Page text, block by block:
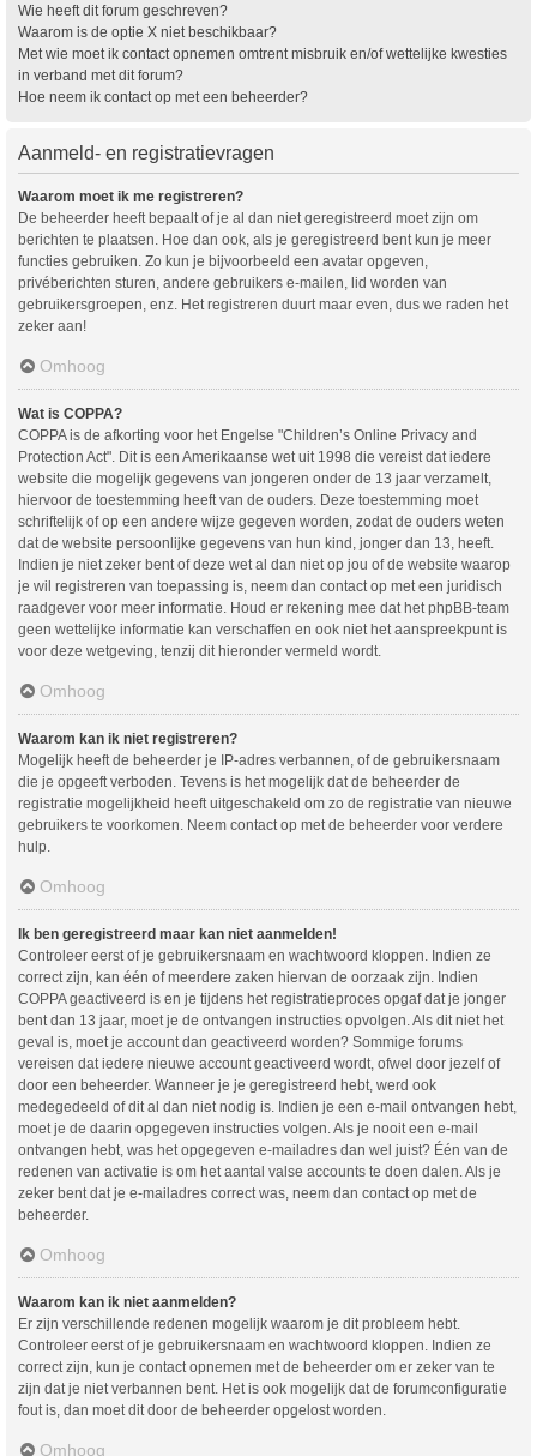
Wie heeft dit forum geschreven?
Waarom is de optie X niet beschikbaar?
Met wie moet ik contact opnemen omtrent misbruik en/of wettelijke kwesties
in verband met dit forum?
Hoe neem ik contact op met een beheerder?
Aanmeld- en registratievragen
Waarom moet ik me registreren?
De beheerder heeft bepaalt of je al dan niet geregistreerd moet zijn om
berichten te plaatsen. Hoe dan ook, als je geregistreerd bent kun je meer
functies gebruiken. Zo kun je bijvoorbeeld een avatar opgeven,
privéberichten sturen, andere gebruikers e-mailen, lid worden van
gebruikersgroepen, enz. Het registreren duurt maar even, dus we raden het
zeker aan!
Omhoog
Wat is COPPA?
COPPA is de afkorting voor het Engelse "Children’s Online Privacy and
Protection Act". Dit is een Amerikaanse wet uit 1998 die vereist dat iedere
website die mogelijk gegevens van jongeren onder de 13 jaar verzamelt,
hiervoor de toestemming heeft van de ouders. Deze toestemming moet
schriftelijk of op een andere wijze gegeven worden, zodat de ouders weten
dat de website persoonlijke gegevens van hun kind, jonger dan 13, heeft.
Indien je niet zeker bent of deze wet al dan niet op jou of de website waarop
je wil registreren van toepassing is, neem dan contact op met een juridisch
raadgever voor meer informatie. Houd er rekening mee dat het phpBB-team
geen wettelijke informatie kan verschaffen en ook niet het aanspreekpunt is
voor deze wetgeving, tenzij dit hieronder vermeld wordt.
Omhoog
Waarom kan ik niet registreren?
Mogelijk heeft de beheerder je IP-adres verbannen, of de gebruikersnaam
die je opgeeft verboden. Tevens is het mogelijk dat de beheerder de
registratie mogelijkheid heeft uitgeschakeld om zo de registratie van nieuwe
gebruikers te voorkomen. Neem contact op met de beheerder voor verdere
hulp.
Omhoog
Ik ben geregistreerd maar kan niet aanmelden!
Controleer eerst of je gebruikersnaam en wachtwoord kloppen. Indien ze
correct zijn, kan één of meerdere zaken hiervan de oorzaak zijn. Indien
COPPA geactiveerd is en je tijdens het registratieproces opgaf dat je jonger
bent dan 13 jaar, moet je de ontvangen instructies opvolgen. Als dit niet het
geval is, moet je account dan geactiveerd worden? Sommige forums
vereisen dat iedere nieuwe account geactiveerd wordt, ofwel door jezelf of
door een beheerder. Wanneer je je geregistreerd hebt, werd ook
medegedeeld of dit al dan niet nodig is. Indien je een e-mail ontvangen hebt,
moet je de daarin opgegeven instructies volgen. Als je nooit een e-mail
ontvangen hebt, was het opgegeven e-mailadres dan wel juist? Één van de
redenen van activatie is om het aantal valse accounts te doen dalen. Als je
zeker bent dat je e-mailadres correct was, neem dan contact op met de
beheerder.
Omhoog
Waarom kan ik niet aanmelden?
Er zijn verschillende redenen mogelijk waarom je dit probleem hebt.
Controleer eerst of je gebruikersnaam en wachtwoord kloppen. Indien ze
correct zijn, kun je contact opnemen met de beheerder om er zeker van te
zijn dat je niet verbannen bent. Het is ook mogelijk dat de forumconfiguratie
fout is, dan moet dit door de beheerder opgelost worden.
Omhoog